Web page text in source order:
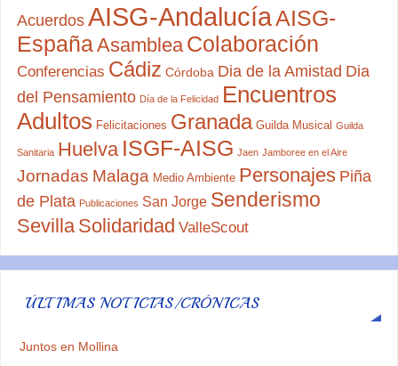
Acuerdos AISG-AndalucíaAISG-
EspañaAsamblea Colaboración
Conferencias Cádiz Córdoba Dia de la Amistad Dia
del Pensamiento Día de la Felicidad Encuentros
Adultos Felicitaciones Granada Guilda Musical Guilda
Sanitaria Huelva ISGF-AISG Jaen Jamboree en el Aire
Jornadas Malaga Medio Ambiente Personajes Piña
de Plata Publicaciones San Jorge Senderismo
Sevilla Solidaridad ValleScout
ÚLTIMAS NOTICIAS/CRÓNICAS
Juntos en Mollina